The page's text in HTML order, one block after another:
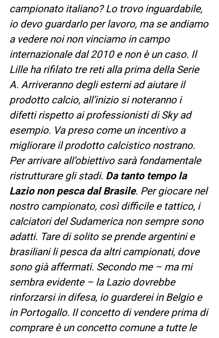
campionato italiano? Lo trovo inguardabile,
io devo guardarlo per lavoro, ma se andiamo
a vedere noi non vinciamo in campo
internazionale dal 2010 e non è un caso. Il
Lille ha rifilato tre reti alla prima della Serie
A. Arriveranno degli esterni ad aiutare il
prodotto calcio, all’inizio si noteranno i
difetti rispetto ai professionisti di Sky ad
esempio. Va preso come un incentivo a
migliorare il prodotto calcistico nostrano.
Per arrivare all’obiettivo sarà fondamentale
ristrutturare gli stadi. Da tanto tempo la
Lazio non pesca dal Brasile. Per giocare nel
nostro campionato, così difficile e tattico, i
calciatori del Sudamerica non sempre sono
adatti. Tare di solito se prende argentini e
brasiliani li pesca da altri campionati, dove
sono già affermati. Secondo me – ma mi
sembra evidente – la Lazio dovrebbe
rinforzarsi in difesa, io guarderei in Belgio e
in Portogallo. Il concetto di vendere prima di
comprare è un concetto comune a tutte le